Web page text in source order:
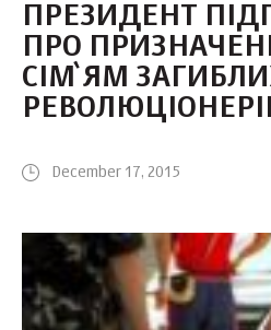
ПРЕЗИДЕНТ
ПРО
СІМ`ЯМ
December 17, 2015